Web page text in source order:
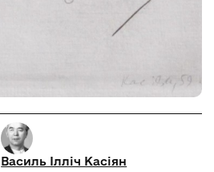
Василь Ілліч Касіян